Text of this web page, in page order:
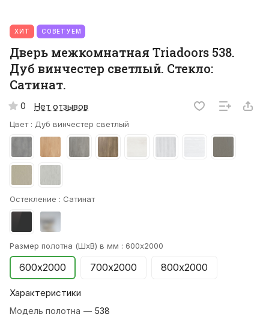
ХИТ СОВЕТУЕМ
Дверь межкомнатная Triadoors 538.
Дуб винчестер светлый. Стекло:
Сатинат.
0 Нет отзывов
Цвет : Дуб винчестер светлый
Остекление : Сатинат
Размер полотна (ШхВ) в мм : 600х2000
600х2000 700х2000 800х2000
Характеристики
Модель полотна — 538